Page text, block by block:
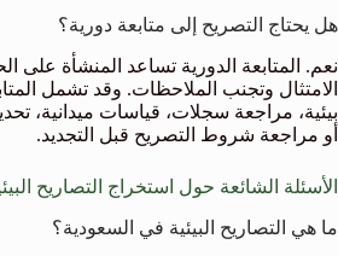
هل يحتاج التصريح إلى متابعة دورية؟
نعم. المتابعة الدورية تساعد المنشأة على
الامتثال وتجنب الملاحظات. وقد تشمل
بيئية، مراجعة سجلات، قياسات ميدانية،
أو مراجعة شروط التصريح قبل التجديد.
الأسئلة الشائعة حول استخراج التصاريح
ما هي التصاريح البيئية في السعودية؟